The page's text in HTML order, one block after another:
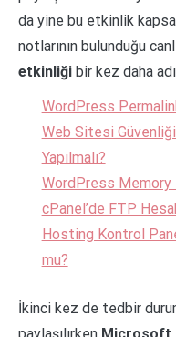
da yine bu etkinlik
notlarının bulunduğu
etkinliği bir kez daha
WordPress
Web Sitesi
Yapılmalı?
WordPress Memory
cPanel’de FTP
Hosting Kontrol
mu?
İkinci kez de tedbir